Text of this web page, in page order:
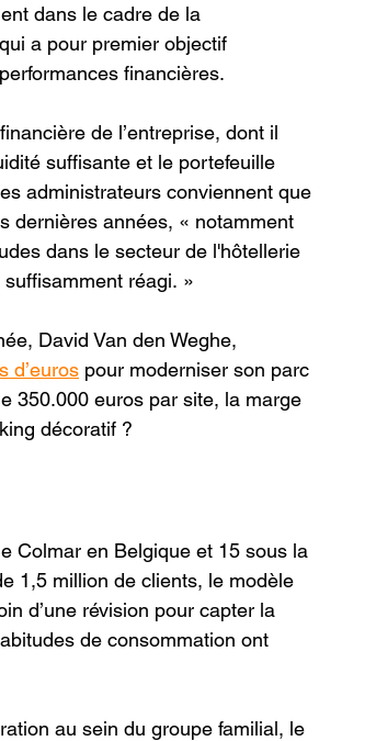
dans le cadre de la
a pour premier objectif
financières.
de l’entreprise, dont il
suffisante et le portefeuille
administrateurs conviennent que
dernières années, « notamment
dans le secteur de l'hôtellerie
réagi. »
David Van den Weghe,
d’euros pour moderniser son parc
350.000 euros par site, la marge
décoratif ?
Colmar en Belgique et 15 sous la
1,5 million de clients, le modèle
d’une révision pour capter la
de consommation ont
au sein du groupe familial, le